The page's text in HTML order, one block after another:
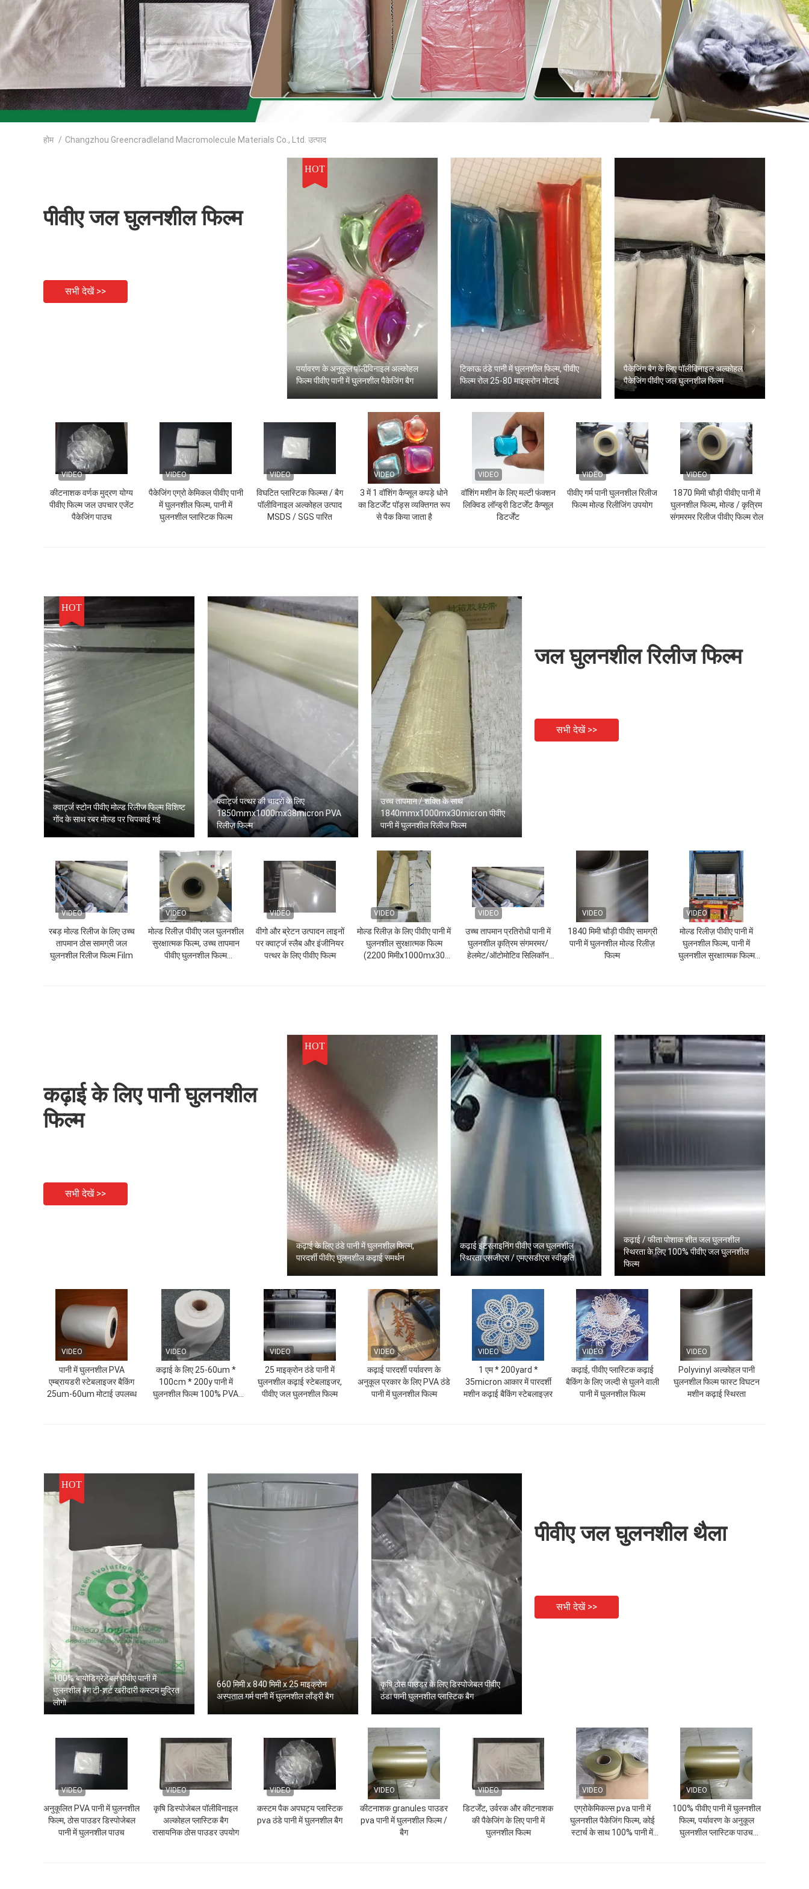
होम / Changzhou Greencradleland Macromolecule Materials Co., Ltd. उत्पाद
पीवीए जल घुलनशील फिल्म
सभी देखें >>
HOT
पर्यावरण के अनुकूल पॉलीविनाइल अल्कोहल
फिल्म पीवीए पानी में घुलनशील पैकेजिंग बैग
टिकाऊ ठंडे पानी में घुलनशील फिल्म, पीवीए
फिल्म रोल 25-80 माइक्रोन मोटाई
पैकेजिंग बैग के लिए पॉलीविनाइल अल्कोहल
पैकेजिंग पीवीए जल घुलनशील फिल्म
VIDEO
कीटनाशक वर्णक मुद्रण योग्य
पीवीए फिल्म जल उपचार एजेंट
पैकेजिंग पाउच
VIDEO
पैकेजिंग एग्रो केमिकल पीवीए पानी
में घुलनशील फिल्म, पानी में
घुलनशील प्लास्टिक फिल्म
VIDEO
विघटित प्लास्टिक फिल्म्स / बैग
पॉलीविनाइल अल्कोहल उत्पाद
MSDS / SGS पारित
VIDEO
3 में 1 वॉशिंग कैप्सूल कपड़े धोने
का डिटर्जेंट पॉड्स व्यक्तिगत रूप
से पैक किया जाता है
VIDEO
वॉशिंग मशीन के लिए मल्टी फंक्शन
लिक्विड लॉन्ड्री डिटर्जेंट कैप्सूल
डिटर्जेंट
VIDEO
पीवीए गर्म पानी घुलनशील रिलीज
फिल्म मोल्ड रिलीजिंग उपयोग
VIDEO
1870 मिमी चौड़ी पीवीए पानी में
घुलनशील फिल्म, मोल्ड / कृत्रिम
संगमरमर रिलीज पीवीए फिल्म रोल
HOT
क्वार्ट्ज स्टोन पीवीए मोल्ड रिलीज फिल्म विशिष्ट
गोंद के साथ रबर मोल्ड पर चिपकाई गई
क्वार्ट्ज पत्थर की चादरों के लिए
1850mmx1000mx38micron PVA
रिलीज़ फिल्म
उच्च तापमान / शक्ति के साथ
1840mmx1000mx30micron पीवीए
पानी में घुलनशील रिलीज फिल्म
जल घुलनशील रिलीज फिल्म
सभी देखें >>
VIDEO
रबड़ मोल्ड रिलीज के लिए उच्च
तापमान ठोस सामग्री जल
घुलनशील रिलीज फिल्म Film
VIDEO
मोल्ड रिलीज़ पीवीए जल घुलनशील
सुरक्षात्मक फिल्म, उच्च तापमान
पीवीए घुलनशील फिल्म
VIDEO
वीगो और ब्रेटन उत्पादन लाइनों
पर क्वार्ट्ज स्लैब और इंजीनियर
पत्थर के लिए पीवीए फिल्म
VIDEO
मोल्ड रिलीज़ के लिए पीवीए पानी में
घुलनशील सुरक्षात्मक फिल्म
(2200 मिमीx1000mx30
VIDEO
उच्च तापमान प्रतिरोधी पानी में
घुलनशील कृत्रिम संगमरमर/
हेलमेट/ऑटोमोटिव सिलिकॉन
VIDEO
1840 मिमी चौड़ी पीवीए सामग्री
पानी में घुलनशील मोल्ड रिलीज़
फिल्म
VIDEO
मोल्ड रिलीज़ पीवीए पानी में
घुलनशील फिल्म, पानी में
घुलनशील सुरक्षात्मक फिल्म
कढ़ाई के लिए पानी घुलनशील
फिल्म
सभी देखें >>
HOT
कढ़ाई के लिए ठंडे पानी में घुलनशील फिल्म,
पारदर्शी पीवीए घुलनशील कढ़ाई समर्थन
कढ़ाई इंटरलाइनिंग पीवीए जल घुलनशील
स्थिरता एसजीएस / एमएसडीएस स्वीकृति
कढ़ाई / फीता पोशाक शीत जल घुलनशील
स्थिरता के लिए 100% पीवीए जल घुलनशील
फिल्म
VIDEO
पानी में घुलनशील PVA
एम्ब्रायडरी स्टेबलाइजर बैकिंग
25um-60um मोटाई उपलब्ध
VIDEO
कढ़ाई के लिए 25-60um *
100cm * 200y पानी में
घुलनशील फिल्म 100% PVA
VIDEO
25 माइक्रोन ठंडे पानी में
घुलनशील कढ़ाई स्टेबलाइजर,
पीवीए जल घुलनशील फिल्म
VIDEO
कढ़ाई पारदर्शी पर्यावरण के
अनुकूल प्रकार के लिए PVA ठंडे
पानी में घुलनशील फिल्म
VIDEO
1 एम * 200yard *
35micron आकार में पारदर्शी
मशीन कढ़ाई बैकिंग स्टेबलाइज़र
VIDEO
कढ़ाई, पीवीए प्लास्टिक कढ़ाई
बैकिंग के लिए जल्दी से घुलने वाली
पानी में घुलनशील फिल्म
VIDEO
Polyvinyl अल्कोहल पानी
घुलनशील फिल्म फास्ट विघटन
मशीन कढ़ाई स्थिरता
HOT
100% बायोडिग्रेडेबल पीवीए पानी में
घुलनशील बैग टी-शर्ट खरीदारी कस्टम मुद्रित
लोगो
660 मिमी x 840 मिमी x 25 माइक्रोन
अस्पताल गर्म पानी में घुलनशील लाँड्री बैग
कृषि ठोस पाउडर के लिए डिस्पोजेबल पीवीए
ठंडा पानी घुलनशील प्लास्टिक बैग
पीवीए जल घुलनशील थैला
सभी देखें >>
VIDEO
अनुकूलित PVA पानी में घुलनशील
फिल्म, ठोस पाउडर डिस्पोजेबल
पानी में घुलनशील पाउच
VIDEO
कृषि डिस्पोजेबल पॉलीविनाइल
अल्कोहल प्लास्टिक बैग
रासायनिक ठोस पाउडर उपयोग
VIDEO
कस्टम पैक अपघट्य प्लास्टिक
pva ठंडे पानी में घुलनशील बैग
VIDEO
कीटनाशक granules पाउडर
pva पानी में घुलनशील फिल्म /
बैग
VIDEO
डिटर्जेंट, उर्वरक और कीटनाशक
की पैकेजिंग के लिए पानी में
घुलनशील फिल्म
VIDEO
एग्रोकेमिकल्स pva पानी में
घुलनशील पैकेजिंग फिल्म, कोई
स्टार्च के साथ 100% पानी में
VIDEO
100% पीवीए पानी में घुलनशील
फिल्म, पर्यावरण के अनुकूल
घुलनशील प्लास्टिक पाउच